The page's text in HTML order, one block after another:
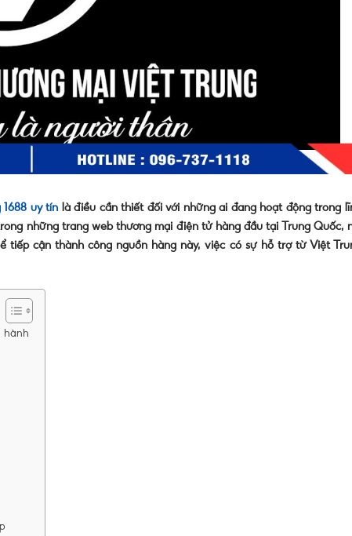
1688 uy tín là điều cần thiết đối với những ai đang hoạt động trong
những trang web thương mại điện tử hàng đầu tại Trung Quốc,
tiếp cận thành công nguồn hàng này, việc có sự hỗ trợ từ Việt
hành